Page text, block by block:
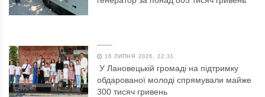
16 ЛИПНЯ 2026, 22:31
У Лановецькій громаді на підтримку
обдарованої молоді спрямували майже
300 тисяч гривень